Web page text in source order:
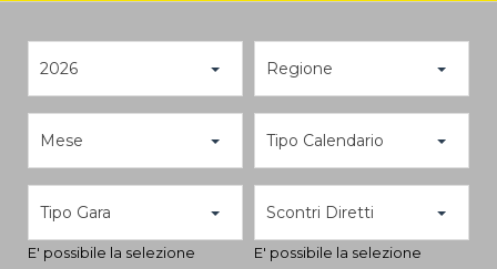
2026 Regione
Mese Tipo Calendario
Tipo Gara
E' possibile la selezione
Scontri Diretti
E' possibile la selezione